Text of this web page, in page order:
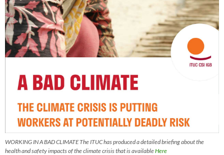
WORKING IN A BAD CLIMATE The ITUC has produced a detailed briefing about the
health and safety impacts of the climate crisis that is availableHere